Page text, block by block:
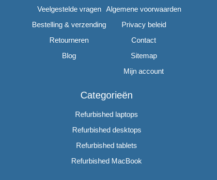
Veelgestelde vragen
Bestelling & verzending
Retourneren
Blog
Algemene voorwaarden
Privacy beleid
Contact
Sitemap
Mijn account
Categorieën
Refurbished laptops
Refurbished desktops
Refurbished tablets
Refurbished MacBook